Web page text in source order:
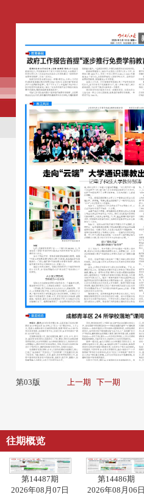
第03版 上一期 下一期
往期概览
第14487期
2026年08月07日
第14486期
2026年08月06日